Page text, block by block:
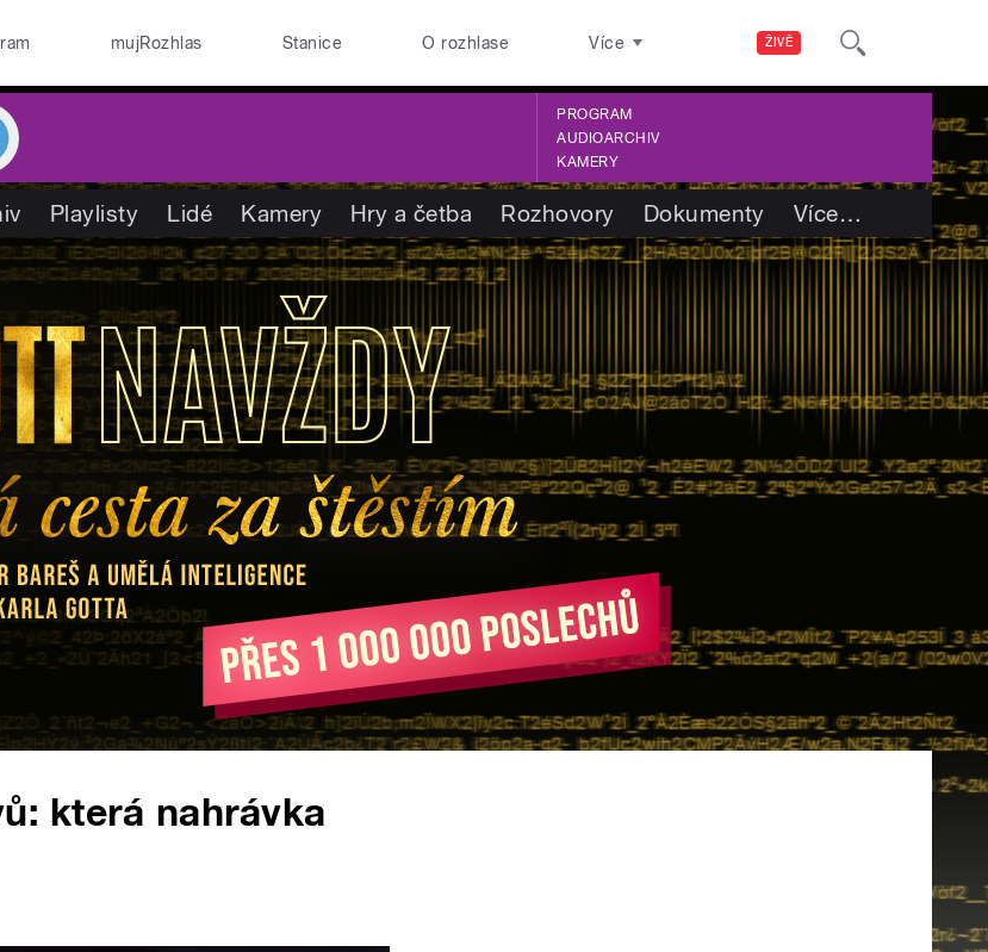
ŽIVĚ
mujRozhlas Stanice O rozhlase Více
PROGRAM
AUDIOARCHIV
KAMERY
Playlisty Lidé Kamery Hry a četba Rozhovory Dokumenty Více…
která nahrávka